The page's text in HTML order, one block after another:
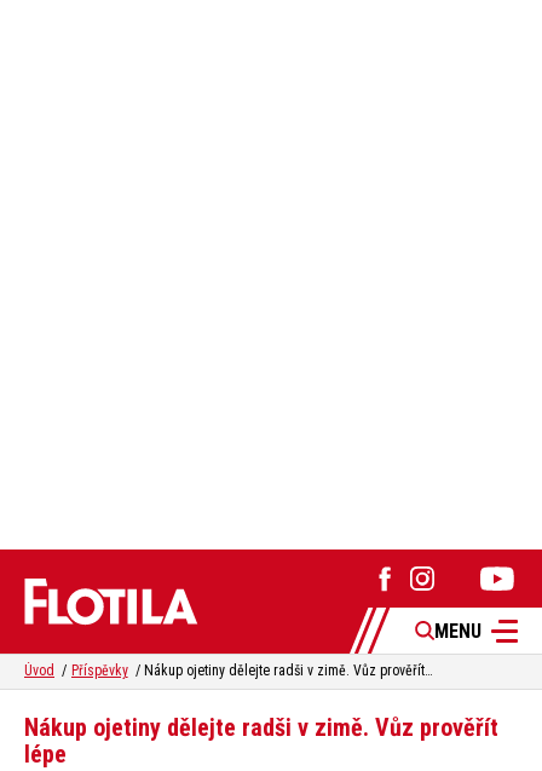
MENU
Úvod Příspěvky Nákup ojetiny dělejte radši v zimě. Vůz prověřít lépe
Nákup ojetiny dělejte radši v zimě. Vůz prověřít
lépe